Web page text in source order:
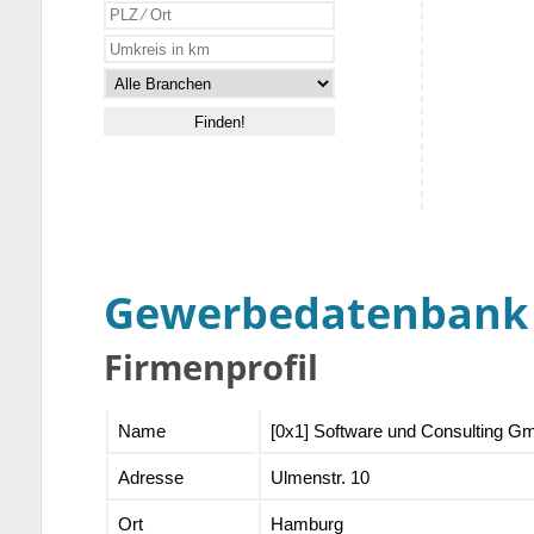
Gewerbedatenbank
Firmenprofil
Name [0x1] Software und Consulting
Adresse Ulmenstr. 10
Ort Hamburg